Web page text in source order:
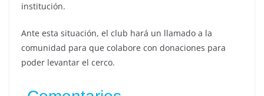
institución.
Ante esta situación, el club hará un llamado a la
comunidad para que colabore con donaciones para
poder levantar el cerco.